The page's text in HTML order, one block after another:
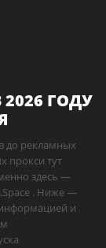
2026 ГОДУ
до рекламных
прокси тут
здесь —
. Ниже —
и